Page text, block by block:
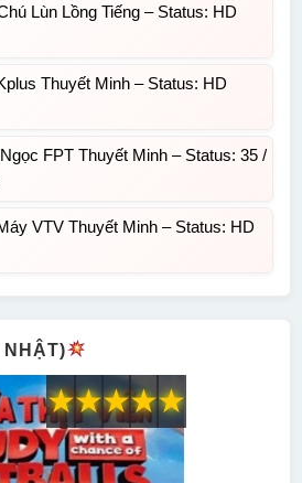
Lùn Lồng Tiếng – Status: HD
Thuyết Minh – Status: HD
FPT Thuyết Minh – Status: 35 /
VTV Thuyết Minh – Status: HD
NHẬT)
★
★
★
★
★